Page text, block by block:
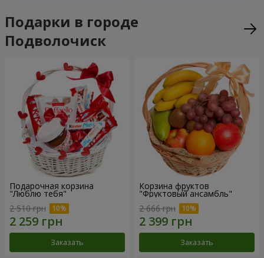
Подарки в городе
Подволочиск
Подарочная корзина
"Люблю тебя"
2 510 грн
Заказать
Корзина фруктов
"Фруктовый ансамбль"
2 666 грн
Заказать